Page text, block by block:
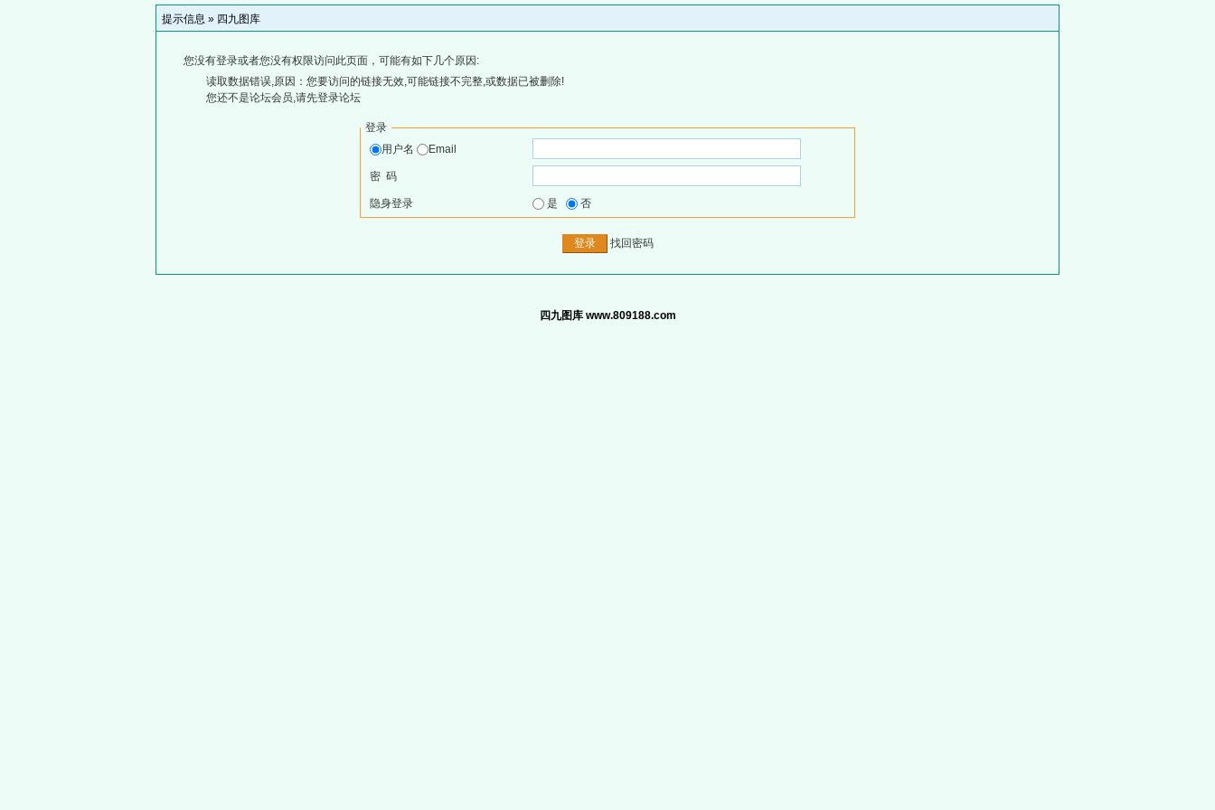
提示信息 » 四九图库
您没有登录或者您没有权限访问此页面，可能有如下几个原因:
读取数据错误,原因：您要访问的链接无效,可能链接不完整,或数据已被删除!
您还不是论坛会员,请先登录论坛
登录
用户名
Email
密 码
隐身登录 是 否
找回密码
四九图库 www.809188.com